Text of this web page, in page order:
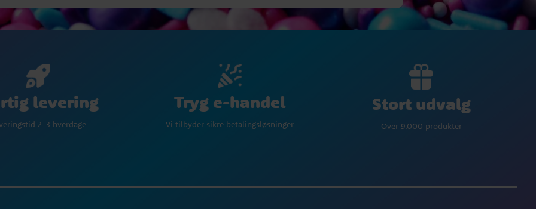
levering
2-3 hverdage
Tryg e-handel
Vi tilbyder sikre betalingsløsninger
Stort udvalg
Over 9.000 produkter